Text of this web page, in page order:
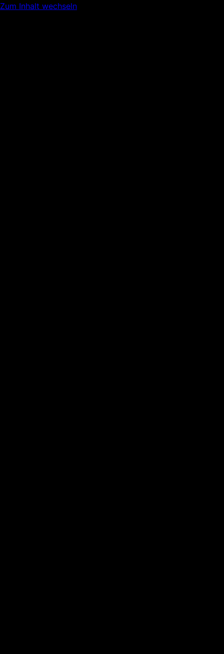
Zum Inhalt wechseln